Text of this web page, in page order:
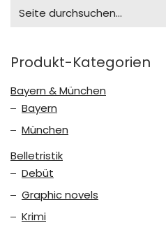
for:
Produkt-Kategorien
Bayern & München
Bayern
München
Belletristik
Debüt
Graphic novels
Krimi